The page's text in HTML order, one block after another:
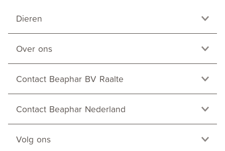
Dieren
Over ons
Contact Beaphar BV Raalte
Contact Beaphar Nederland
Volg ons